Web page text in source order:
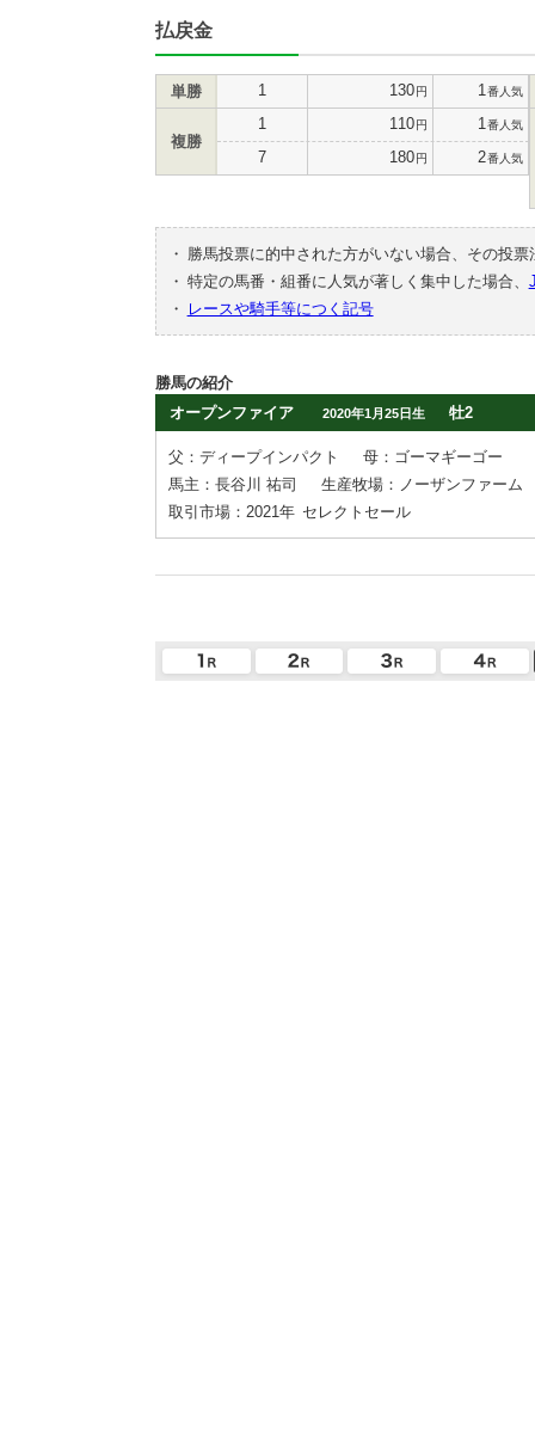
払戻金
単勝 1 130円 1 番人気
複勝
1 110円 1 番人気
7 180円 2番人気
・
勝馬投票に的中された方がいない場合、その投
・ 特定の馬番・組番に人気が著しく集中した場合、
・
レースや騎手等につく記号
勝馬の紹介
オープンファイア
2020年1月25日生 牡2
父：ディープインパクト
母：ゴーマギーゴー
馬主：長谷川 祐司
生産牧場：ノーザンファーム
取引市場：2021年 セレクトセール